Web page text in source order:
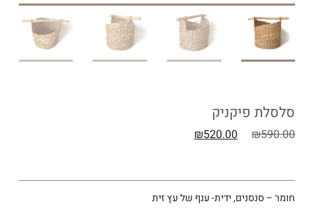
סלסלת פיקניק
₪590.00
₪520.00
חומר – סנסנים, ידית- ענף של עץ זית